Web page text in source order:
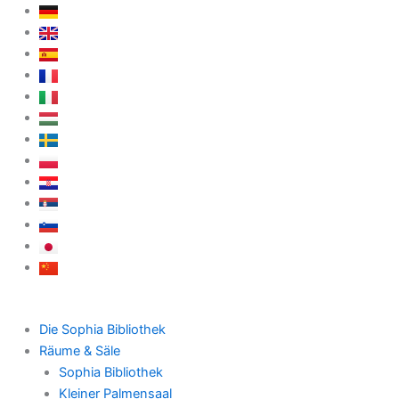
Zum
Inhalt
springen
Die Sophia Bibliothek
Räume & Säle
Sophia Bibliothek
Kleiner Palmensaal